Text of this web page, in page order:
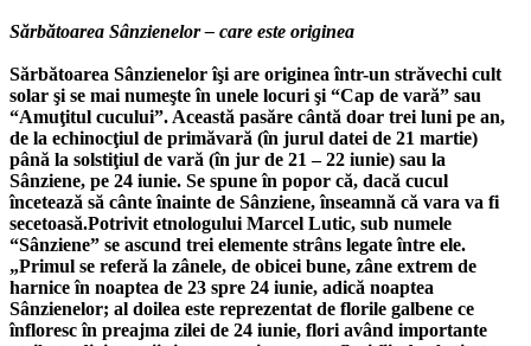
Sărbătoarea Sânzienelor – care este originea
Sărbătoarea Sânzienelor îşi are originea într-un străvechi cult
solar şi se mai numeşte în unele locuri şi “Cap de vară” sau
“Amuţitul cucului”. Această pasăre cântă doar trei luni pe an,
de la echinocţiul de primăvară (în jurul datei de 21 martie)
până la solstiţiul de vară (în jur de 21 – 22 iunie) sau la
Sânziene, pe 24 iunie. Se spune în popor că, dacă cucul
încetează să cânte înainte de Sânziene, înseamnă că vara va fi
secetoasă.Potrivit etnologului Marcel Lutic, sub numele
“Sânziene” se ascund trei elemente strâns legate între ele.
„Primul se referă la zânele, de obicei bune, zâne extrem de
harnice în noaptea de 23 spre 24 iunie, adică noaptea
Sânzienelor; al doilea este reprezentat de florile galbene ce
înfloresc în preajma zilei de 24 iunie, flori având importante